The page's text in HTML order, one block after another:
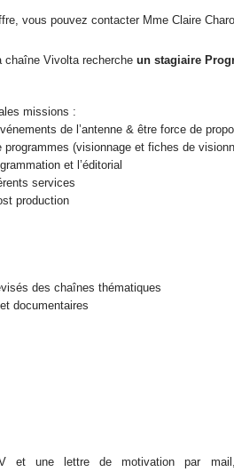
vous pouvez contacter Mme Claire
chaîne Vivolta recherche un stagiaire
missions :
de l’antenne & être force de
(visionnage et fiches de
et l’éditorial
services
production
des chaînes thématiques
documentaires
et une lettre de motivation par